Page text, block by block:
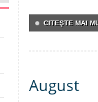
CITEŞTE MAI
August